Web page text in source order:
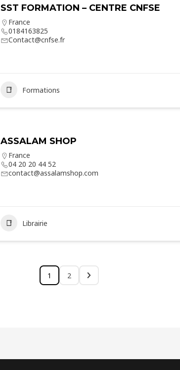
SST FORMATION – CENTRE CNFSE
France
0184163825
Contact@cnfse.fr
Formations
ASSALAM SHOP
France
04 20 20 44 52
contact@assalamshop.com
Librairie
1 2